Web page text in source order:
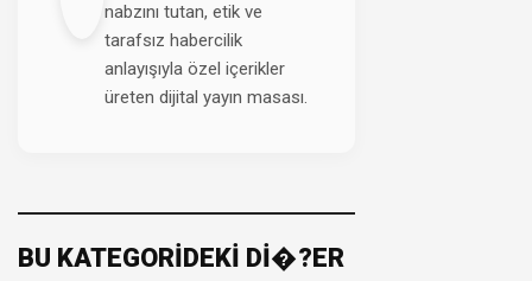
nabzını tutan, etik ve
tarafsız habercilik
anlayışıyla özel içerikler
üreten dijital yayın masası.
BU KATEGORİDEKİ Dİ�?ER